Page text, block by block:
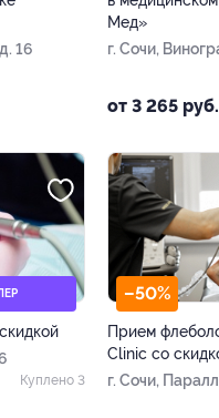
16
Мед»
г. Сочи,
от 3 265 руб.
Куплено 3
–50%
Прием
Clinic со
г. Сочи,